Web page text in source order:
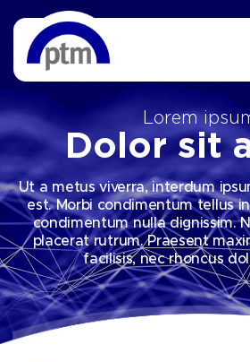
Lorem
Dolor sit
Ut a metus viverra, interdum
est. Morbi condimentum tellus
condimentum nulla dignissim.
placerat rutrum. Praesent
facilisis, nec rhoncus